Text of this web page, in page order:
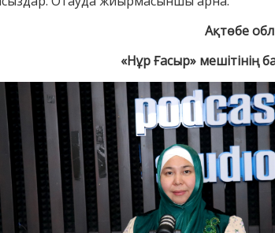
Әлимұхамедұлы
Ақтөбе
«Нұр Ғасыр» мешітінің